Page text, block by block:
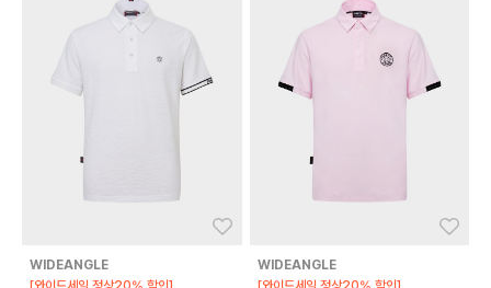
WIDEANGLE
WIDEANGLE